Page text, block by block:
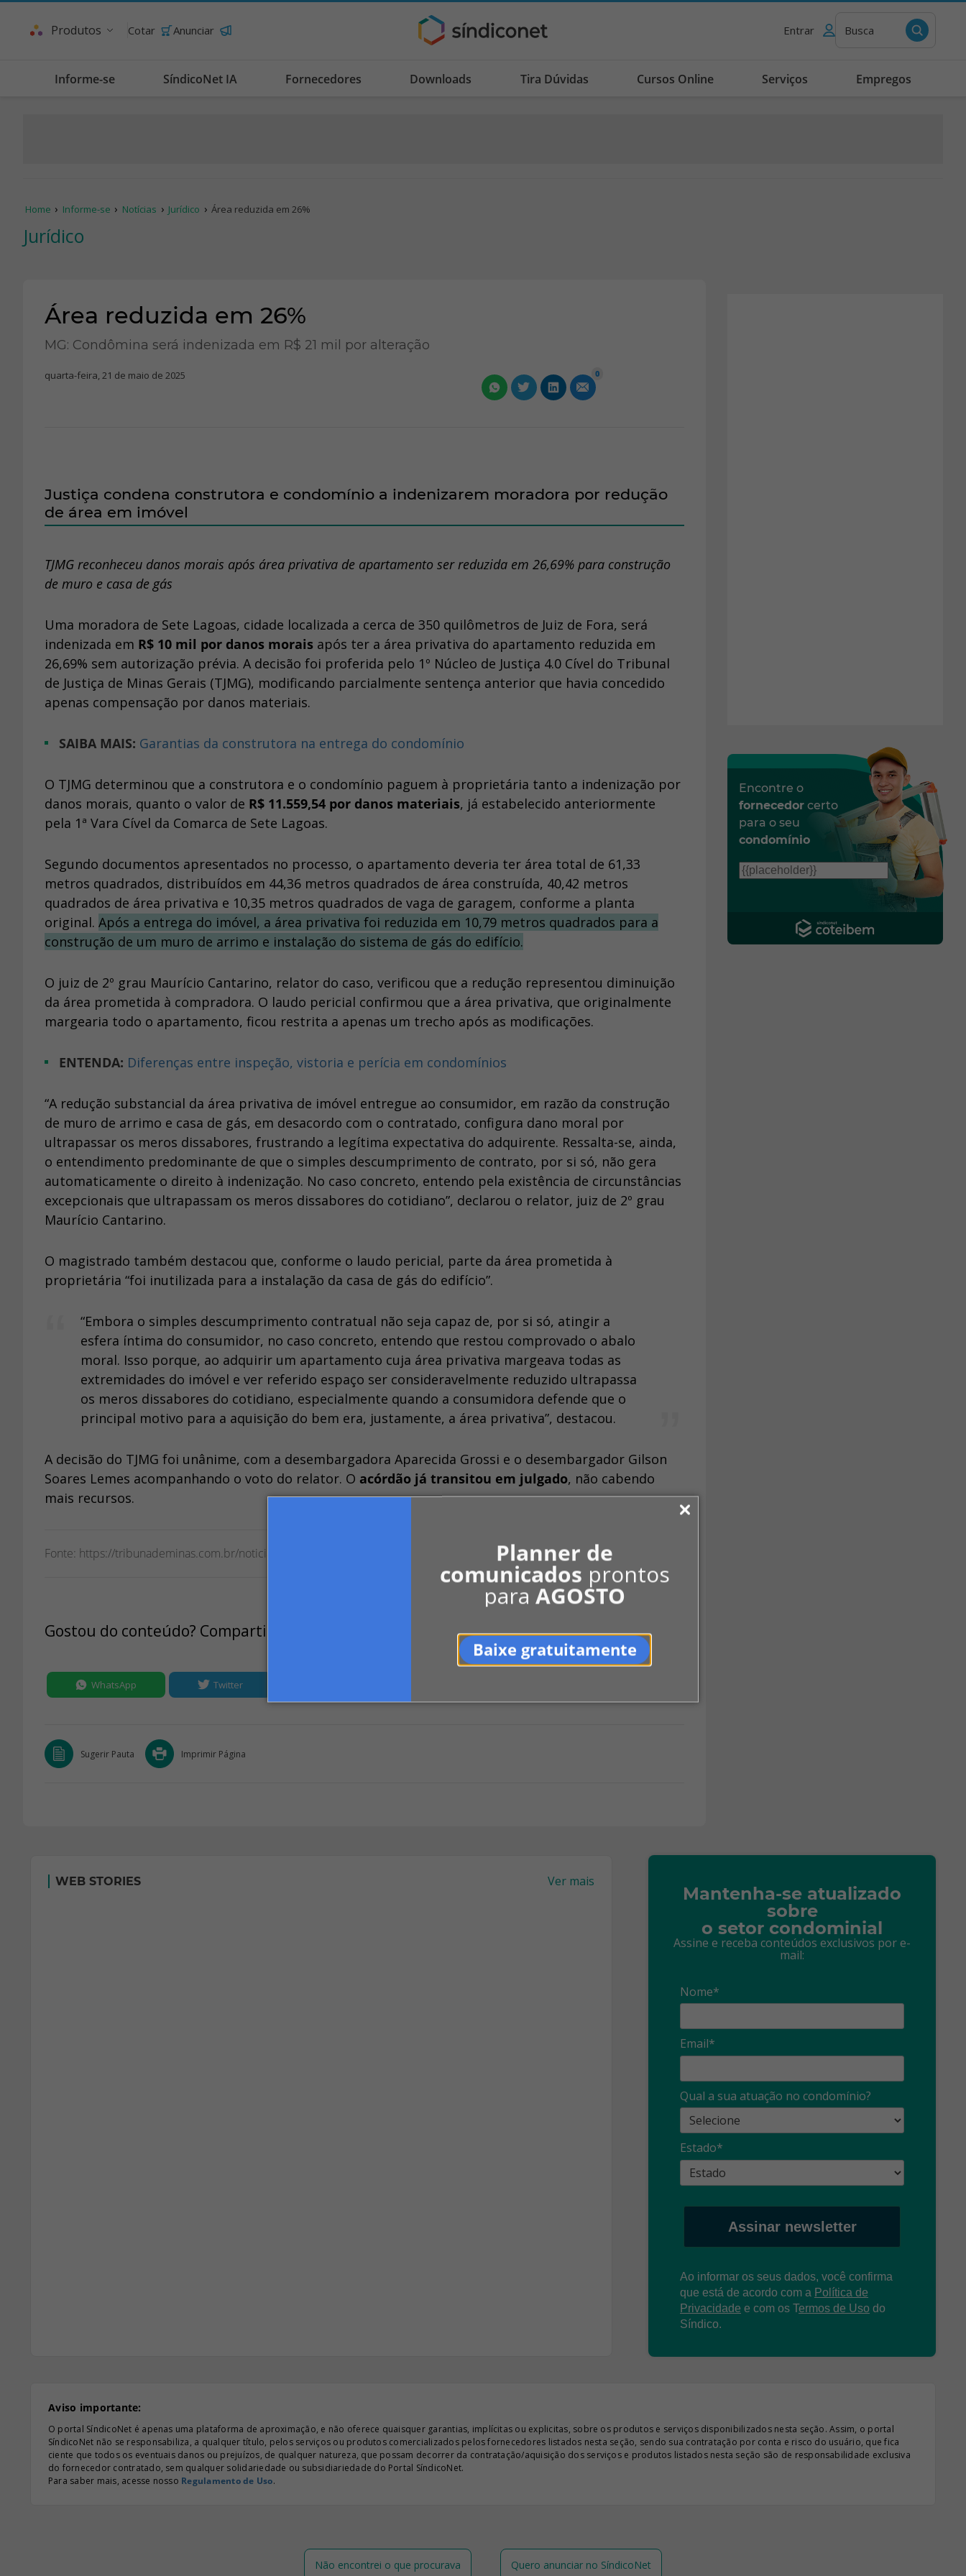
Planner de
comunicados prontos
paraAGOSTO
Baixe gratuitamente
Produtos Cotar Anunciar Entrar Busca
Informe-se SíndicoNet IA Fornecedores Downloads Tira Dúvidas Cursos Online Serviços Empregos
Home Informe-se Notícias Jurídico Área reduzida em 26%
Jurídico
Área reduzida em 26%
MG: Condômina será indenizada em R$ 21 mil por alteração
quarta-feira, 21 de maio de 2025 0
Justiça condena construtora e condomínio a indenizarem moradora por redução
de área em imóvel
TJMG reconheceu danos morais após área privativa de apartamento ser reduzida em 26,69% para construção
de muro e casa de gás
Uma moradora de Sete Lagoas, cidade localizada a cerca de 350 quilômetros de Juiz de Fora, será
indenizada em R$ 10 mil por danos morais após ter a área privativa do apartamento reduzida em
26,69% sem autorização prévia. A decisão foi proferida pelo 1º Núcleo de Justiça 4.0 Cível do Tribunal
de Justiça de Minas Gerais (TJMG), modificando parcialmente sentença anterior que havia concedido
apenas compensação por danos materiais.
SAIBA MAIS: Garantias da construtora na entrega do condomínio
O TJMG determinou que a construtora e o condomínio paguem à proprietária tanto a indenização por
danos morais, quanto o valor de R$ 11.559,54 por danos materiais, já estabelecido anteriormente
pela 1ª Vara Cível da Comarca de Sete Lagoas.
Segundo documentos apresentados no processo, o apartamento deveria ter área total de 61,33
metros quadrados, distribuídos em 44,36 metros quadrados de área construída, 40,42 metros
quadrados de área privativa e 10,35 metros quadrados de vaga de garagem, conforme a planta
original. Após a entrega do imóvel, a área privativa foi reduzida em 10,79 metros quadrados para a
construção de um muro de arrimo e instalação do sistema de gás do edifício.
O juiz de 2º grau Maurício Cantarino, relator do caso, verificou que a redução representou diminuição
da área prometida à compradora. O laudo pericial confirmou que a área privativa, que originalmente
margearia todo o apartamento, ficou restrita a apenas um trecho após as modificações.
ENTENDA: Diferenças entre inspeção, vistoria e perícia em condomínios
“A redução substancial da área privativa de imóvel entregue ao consumidor, em razão da construção
de muro de arrimo e casa de gás, em desacordo com o contratado, configura dano moral por
ultrapassar os meros dissabores, frustrando a legítima expectativa do adquirente. Ressalta-se, ainda,
o entendimento predominante de que o simples descumprimento de contrato, por si só, não gera
automaticamente o direito à indenização. No caso concreto, entendo pela existência de circunstâncias
excepcionais que ultrapassam os meros dissabores do cotidiano”, declarou o relator, juiz de 2º grau
Maurício Cantarino.
O magistrado também destacou que, conforme o laudo pericial, parte da área prometida à
proprietária “foi inutilizada para a instalação da casa de gás do edifício”.
“Embora o simples descumprimento contratual não seja capaz de, por si só, atingir a
esfera íntima do consumidor, no caso concreto, entendo que restou comprovado o abalo
moral. Isso porque, ao adquirir um apartamento cuja área privativa margeava todas as
extremidades do imóvel e ver referido espaço ser consideravelmente reduzido ultrapassa
os meros dissabores do cotidiano, especialmente quando a consumidora defende que o
principal motivo para a aquisição do bem era, justamente, a área privativa”, destacou.
A decisão do TJMG foi unânime, com a desembargadora Aparecida Grossi e o desembargador Gilson
Soares Lemes acompanhando o voto do relator. O acórdão já transitou em julgado, não cabendo
mais recursos.
Fonte: https://tribunademinas.com.br/noticias/minas/20-05-2025/justica-indenizacao-reducao-area-privativa-imovel.html
Gostou do conteúdo? Compartilhe:
WhatsApp Twitter
0
Sugerir Pauta Imprimir Página
Encontre o
fornecedor certo
para o seu
condomínio
WEB STORIES Ver mais
Mantenha-se atualizado
sobre
o setor condominial
Assine e receba conteúdos exclusivos por e-
mail:
Nome*
Email*
Qual a sua atuação no condomínio?
Estado*
Assinar newsletter
Ao informar os seus dados, você confirma
que está de acordo com a Política de
Privacidade e com os Termos de Uso do
Síndico.
Aviso importante:
O portal SíndicoNet é apenas uma plataforma de aproximação, e não oferece quaisquer garantias, implícitas ou explicitas, sobre os produtos e serviços disponibilizados nesta seção. Assim, o portal
SíndicoNet não se responsabiliza, a qualquer título, pelos serviços ou produtos comercializados pelos fornecedores listados nesta seção, sendo sua contratação por conta e risco do usuário, que fica
ciente que todos os eventuais danos ou prejuízos, de qualquer natureza, que possam decorrer da contratação/aquisição dos serviços e produtos listados nesta seção são de responsabilidade exclusiva
do fornecedor contratado, sem qualquer solidariedade ou subsidiariedade do Portal SíndicoNet.
Para saber mais, acesse nosso Regulamento de Uso.
Não encontrei o que procurava Quero anunciar no SíndicoNet